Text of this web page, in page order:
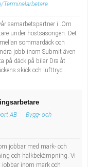
Terminalarbetare
samarbetspartner i .Om
under höstsäsongen. Det
sommardäck och
jobb inom Submit även
på däck på bilar Dra åt
skick och lufttryc...
AB
Bygg- och
jobbar med mark- och
och halkbekämpning. Vi
jobbar inom mark och